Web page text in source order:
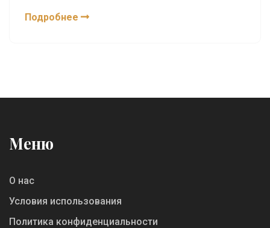
раскрывает, что стоит за этим запросом, и как
Подробнее
Меню
О нас
Условия использования
Политика конфиденциальности